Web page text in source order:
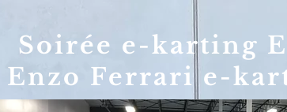
Soirée e-karting
Enzo Ferrari e-